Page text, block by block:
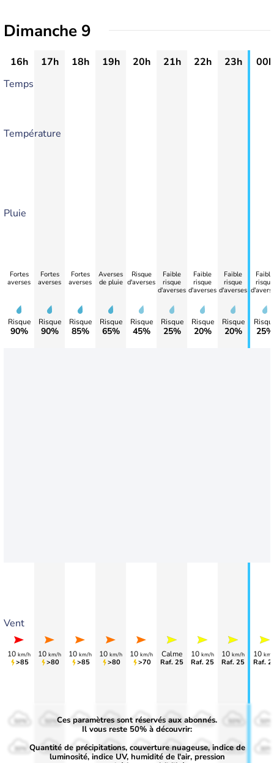
Dimanche 9
16h 17h 18h 19h 20h 21h 22h 23h
00h
Temps
Température
Pluie
Vent
Fortes
averses
Risque
90%
10 km/h
>85
Fortes
averses
Risque
90%
10 km/h
>80
Fortes
averses
Risque
85%
10 km/h
>85
Averses
de pluie
Risque
65%
10 km/h
>80
Risque
d'averses
Risque
45%
10 km/h
>70
Faible
risque
d'averses
Risque
25%
Calme
Raf. 25
Faible
risque
d'averses
Risque
20%
10 km/h
Raf. 25
Faible
risque
d'averses
Risque
20%
10 km/h
Raf. 25
Faible
risque
25%
10
Raf.
50%
30%
50%
30%
50%
30%
50%
30%
50%
30%
50%
30%
50%
30% 30% 30%
Ces paramètres sont réservés aux abonnés.
Il vous reste 50% à découvrir:
Quantité de précipitations, couverture nuageuse, indice de
luminosité, indice UV, humidité de l'air, pression